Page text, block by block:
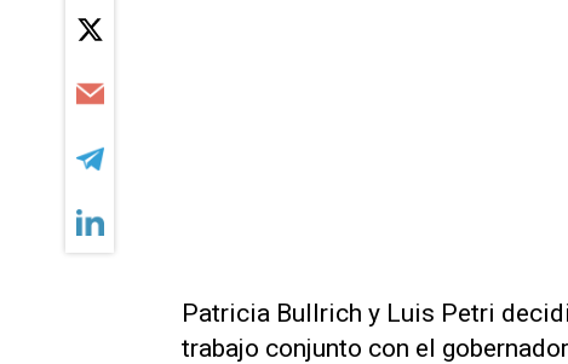
Patricia Bullrich y Luis Petri
trabajo conjunto con el